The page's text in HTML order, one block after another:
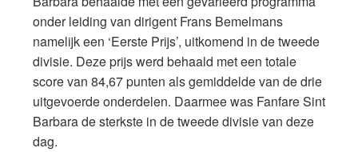
onder leiding van dirigent Frans Bemelmans
namelijk een ‘Eerste Prijs’, uitkomend in de tweede
divisie. Deze prijs werd behaald met een totale
score van 84,67 punten als gemiddelde van de drie
uitgevoerde onderdelen. Daarmee was Fanfare Sint
Barbara de sterkste in de tweede divisie van deze
dag.